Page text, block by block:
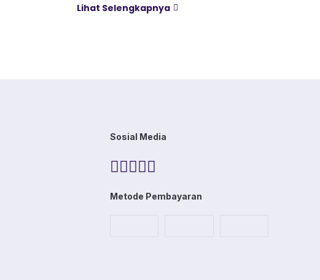
dipakai lama. Kain ini dibekali empat
Lihat Selengkapnya
Sosial Media
Metode Pembayaran